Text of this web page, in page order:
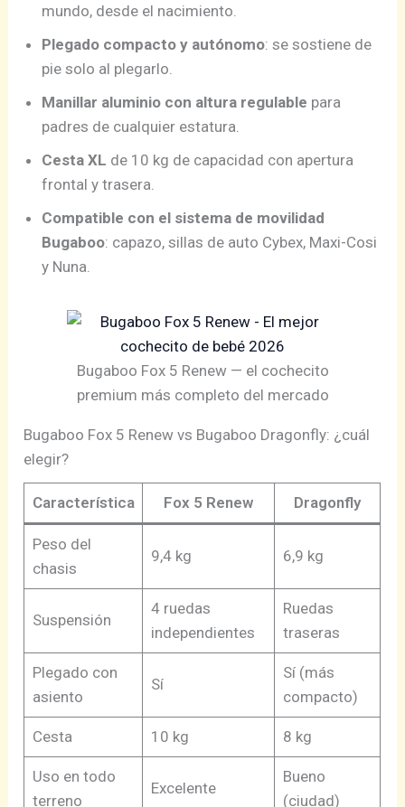
mundo, desde el nacimiento.
Plegado compacto y autónomo: se sostiene de
pie solo al plegarlo.
Manillar aluminio con altura regulable para
padres de cualquier estatura.
Cesta XL de 10 kg de capacidad con apertura
frontal y trasera.
Compatible con el sistema de movilidad
Bugaboo: capazo, sillas de auto Cybex, Maxi-Cosi
y Nuna.
Bugaboo Fox 5 Renew — el cochecito
premium más completo del mercado
Bugaboo Fox 5 Renew vs Bugaboo Dragonfly: ¿cuál
elegir?
Característica Fox 5 Renew Dragonfly
Peso del
chasis
9,4 kg 6,9 kg
Suspensión
4 ruedas
independientes
Ruedas
traseras
Plegado con
asiento
Sí
Sí (más
compacto)
Cesta 10 kg 8 kg
Uso en todo
terreno
Excelente
Bueno
(ciudad)